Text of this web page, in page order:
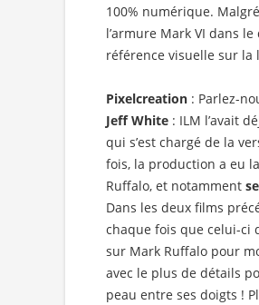
100% numérique.
l’armure Mark VI dans
référence visuelle sur la
Pixelcreation : Parlez-
Jeff White : ILM l’avait
qui s’est chargé de la
fois, la production a eu
Ruffalo, et notamment
Dans les deux films
chaque fois que celui-ci
sur Mark Ruffalo pour
avec le plus de détails
peau entre ses doigts !